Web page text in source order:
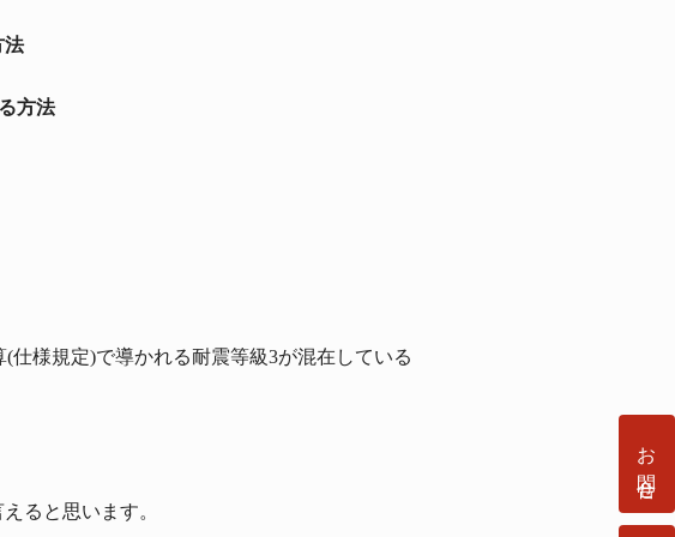
お問合せ
法
方法
様規定)で導かれる耐震等級3が混在している
ると思います。